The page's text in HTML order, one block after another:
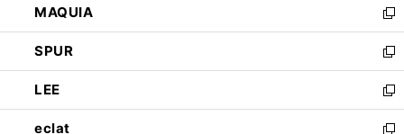
ド
ウ
で
開
く
ィ
ン
ド
ウ
で
開
く
い
ウ
ィ
ン
ド
ウ
で
MAQUIA
新
し
い
ウ
ィ
ン
ド
SPUR
新
し
い
ウ
ィ
LEE
新
し
eclat